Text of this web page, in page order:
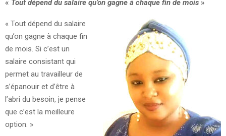
« Tout dépend du salaire qu’on gagne à chaque fin de mois »
« Tout dépend du salaire
qu’on gagne à chaque fin
de mois. Si c’est un
salaire consistant qui
permet au travailleur de
s’épanouir et d’être à
l’abri du besoin, je pense
que c’est la meilleure
option. »